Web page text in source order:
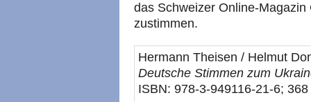
das Schweizer Online-
zustimmen.
Hermann Theisen / Helmut
Deutsche Stimmen zum
ISBN: 978-3-949116-21-6;